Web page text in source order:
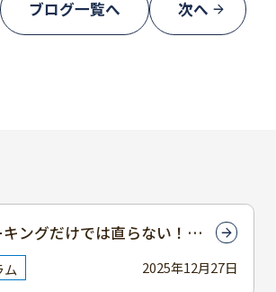
ブログ一覧へ 次へ
2025年12月27日
ングだけでは直らない！根
ップと必要な修理方法を解
ム